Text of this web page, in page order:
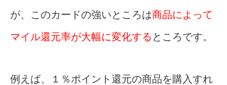
が、このカードの強いところは商品によって
マイル還元率が大幅に変化するところです。
例えば、１％ポイント還元の商品を購入すれ